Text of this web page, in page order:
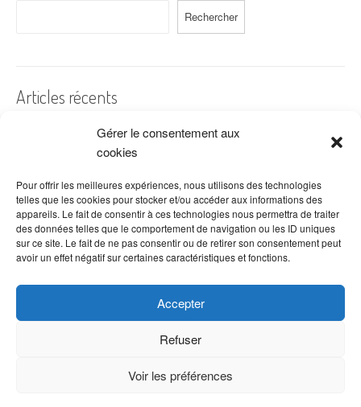
Gérer le consentement aux
cookies
Pour offrir les meilleures expériences, nous utilisons des technologies
telles que les cookies pour stocker et/ou accéder aux informations des
appareils. Le fait de consentir à ces technologies nous permettra de traiter
des données telles que le comportement de navigation ou les ID uniques
sur ce site. Le fait de ne pas consentir ou de retirer son consentement peut
avoir un effet négatif sur certaines caractéristiques et fonctions.
Accepter
Refuser
Voir les préférences
Rechercher
Articles récents
A quelles dates de l’année offre-t-on des fleurs ?
Les fleurs préférées des Français
Combien de fois arroser un cactus ?
Quelles fleurs offrir pour la fête des mères ?
Idées de décoration avec fleurs séchées